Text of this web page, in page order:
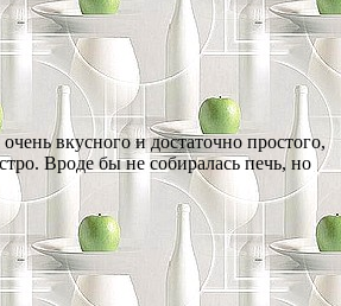
вкусного и достаточно простого,
Вроде бы не собиралась печь, но